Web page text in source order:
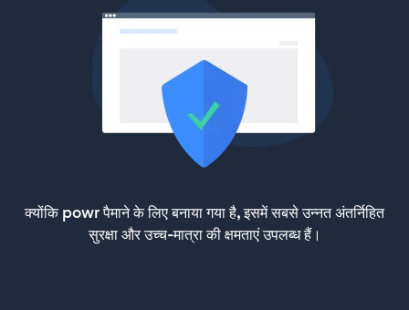
क्योंकि powr पैमाने के लिए बनाया गया है, इसमें सबसे उन्नत अंतर्निहित
सुरक्षा और उच्च-मात्रा की क्षमताएं उपलब्ध हैं।